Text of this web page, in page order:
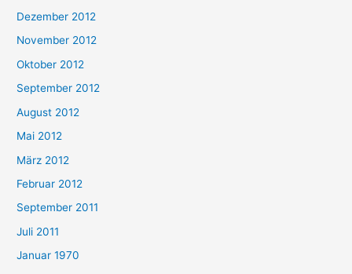
Dezember 2012
November 2012
Oktober 2012
September 2012
August 2012
Mai 2012
März 2012
Februar 2012
September 2011
Juli 2011
Januar 1970